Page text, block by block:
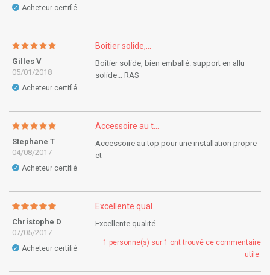
✓ Acheteur certifié
Gilles V
05/01/2018
✓ Acheteur certifié
Boitier solide,...
Boitier solide, bien emballé. support en allu
solide... RAS
Stephane T
04/08/2017
✓ Acheteur certifié
Accessoire au t...
Accessoire au top pour une installation propre
et
Christophe D
07/05/2017
✓ Acheteur certifié
Excellente qual...
Excellente qualité
1 personne(s) sur 1 ont trouvé ce commentaire
utile.